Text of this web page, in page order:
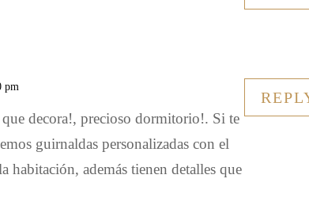
pm
decora!, precioso dormitorio!. Si te
guirnaldas personalizadas con el
habitación, además tienen detalles que